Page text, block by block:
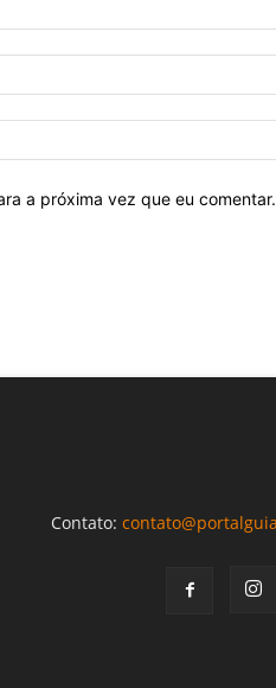
a próxima vez que eu comentar.
Contato: